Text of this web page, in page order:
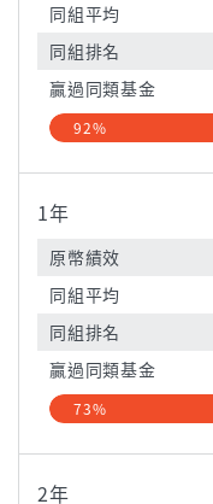
同組平均
同組排名
贏過同類基金
92%
1年
原幣績效
同組平均
同組排名
贏過同類基金
73%
2年